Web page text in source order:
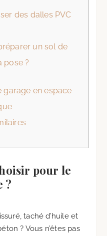
des dalles PVC
un sol de
pose ?
garage en espace
pour le
?
taché d’huile et
? Vous n’êtes pas